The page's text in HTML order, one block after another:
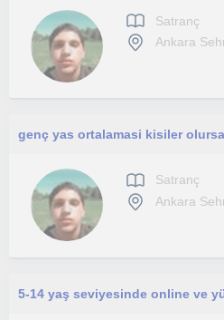
Satranç
Ankara
genç yas ortalamasi kisiler
Satranç
Ankara